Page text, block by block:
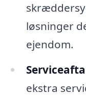
løsninger
ejendom.
ekstra